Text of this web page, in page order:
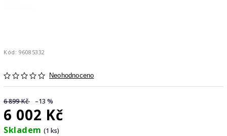
Kód: 96085332
Neohodnoceno
6 899 Kč –13 %
6 002 Kč
Skladem (1 ks)